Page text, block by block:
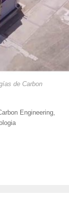
de Carbon
Engineering